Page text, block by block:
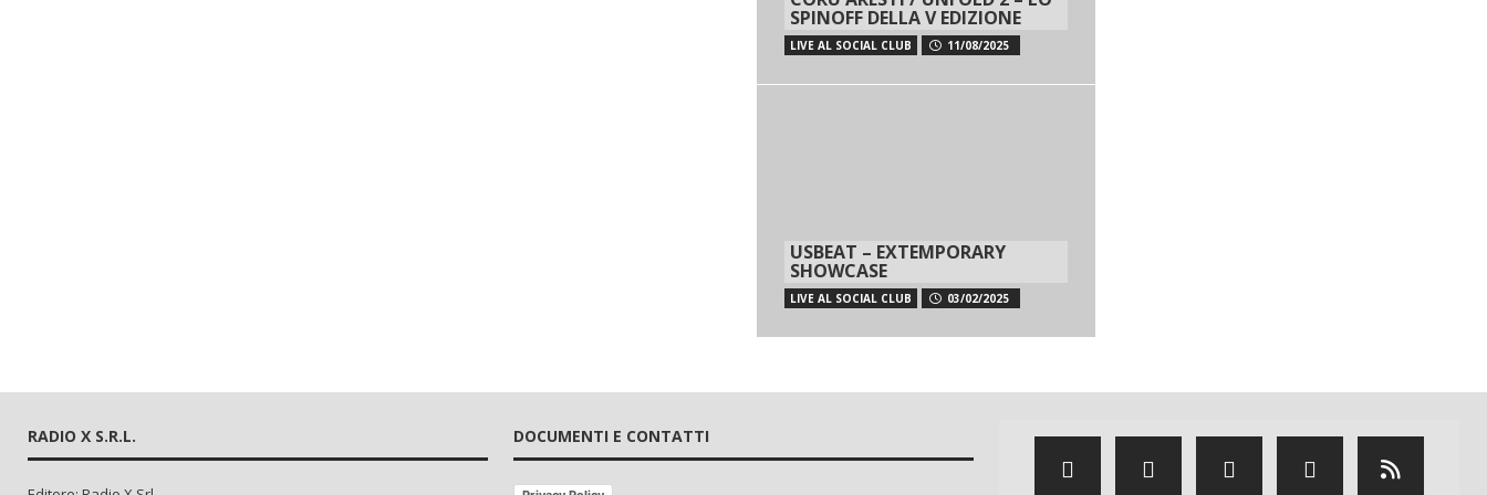
SPINOFF DELLA V EDIZIONE
LIVE AL SOCIAL CLUB 11/08/2025
USBEAT – EXTEMPORARY
SHOWCASE
LIVE AL SOCIAL CLUB 03/02/2025
RADIO X S.R.L. DOCUMENTI E CONTATTI